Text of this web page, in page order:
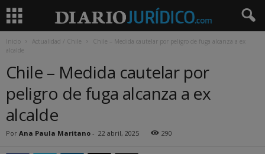
Inicio Actualidad / Chile
Chile – Medida cautelar por peligro de fuga alcanza a ex
alcalde
Chile – Medida cautelar por
peligro de fuga alcanza a ex
alcalde
Por Ana Paula Maritano - 22 abril, 2025 290